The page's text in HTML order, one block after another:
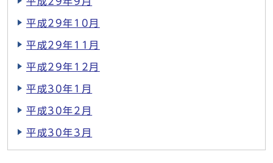
平成29年10月
平成29年11月
平成29年12月
平成30年1月
平成30年2月
平成30年3月